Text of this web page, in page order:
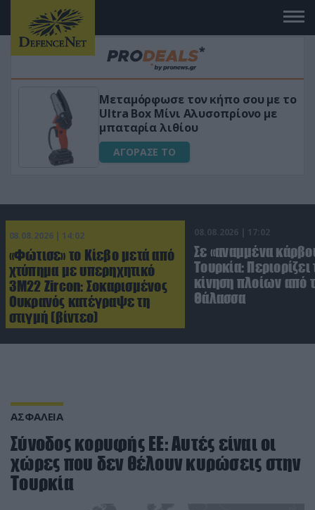
«Μαγική» φόρμουλα τριβόλι +
για αύξηση της λίμπιντο
ΑΓΟΡΑΣΕ ΤΟ
08.08.2026 | 14:02
«Φώτισε» το Κίεβο μετά από
χτύπημα με υπερηχητικό
3M22 Zircon: Σοκαρισμένος
Ουκρανός κατέγραψε τη
στιγμή (βίντεο)
08.08.2026 | 17:02
Σε «αναμμένα
Τουρκία: Περιορίζει
κίνηση πλοίων από
Θάλασσα
ΑΣΦΑΛΕΙΑ
Σύνοδος κορυφής ΕΕ: Αυτές είναι οι
χώρες που δεν θέλουν κυρώσεις στην
Τουρκία